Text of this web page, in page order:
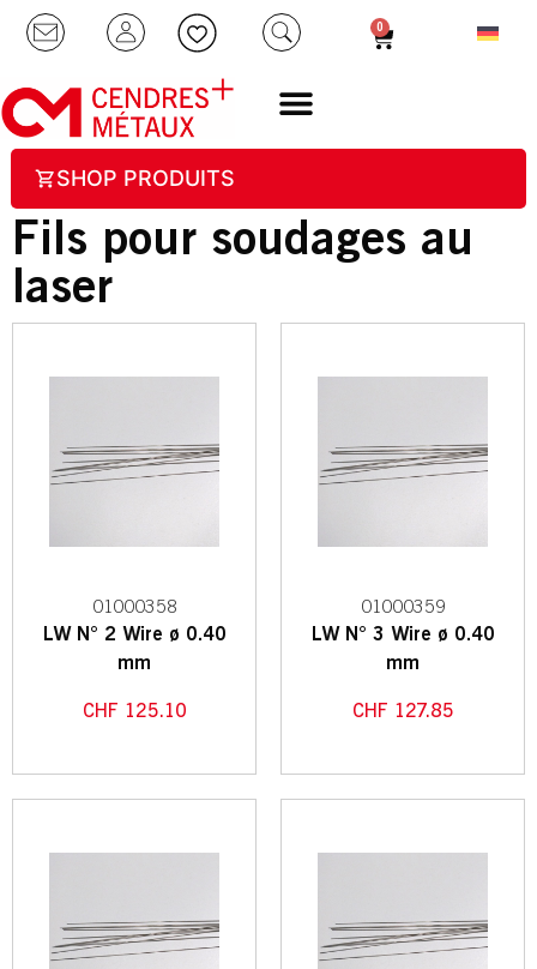
0
SHOP PRODUITS
Fils pour soudages au
laser
01000358
LW N° 2 Wire ø 0.40
mm
CHF 125.10
01000359
LW N° 3 Wire ø 0.40
mm
CHF 127.85